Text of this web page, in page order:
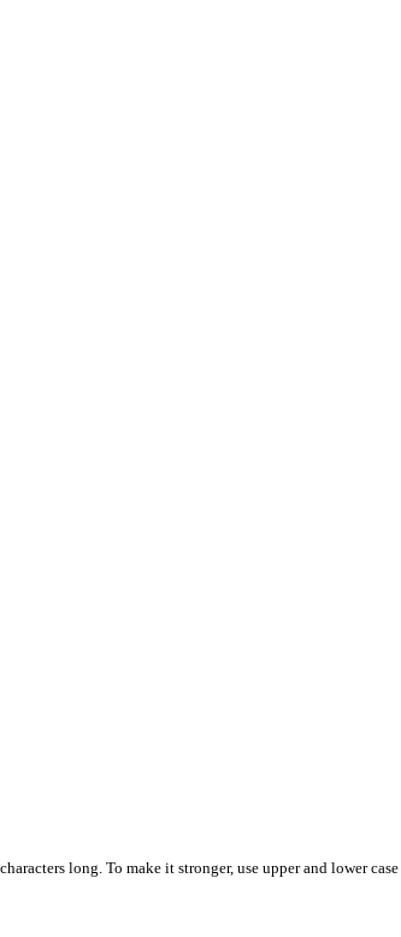
long. To make it stronger, use upper and lower